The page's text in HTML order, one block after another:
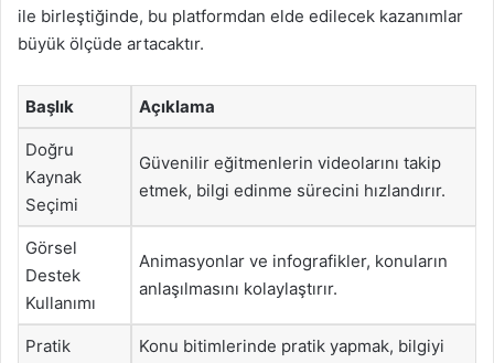
ile birleştiğinde, bu platformdan elde edilecek kazanımlar
büyük ölçüde artacaktır.
Başlık Açıklama
Doğru
Kaynak
Seçimi
Güvenilir eğitmenlerin videolarını takip
etmek, bilgi edinme sürecini hızlandırır.
Görsel
Destek
Kullanımı
Animasyonlar ve infografikler, konuların
anlaşılmasını kolaylaştırır.
Pratik
Konu bitimlerinde pratik yapmak, bilgiyi